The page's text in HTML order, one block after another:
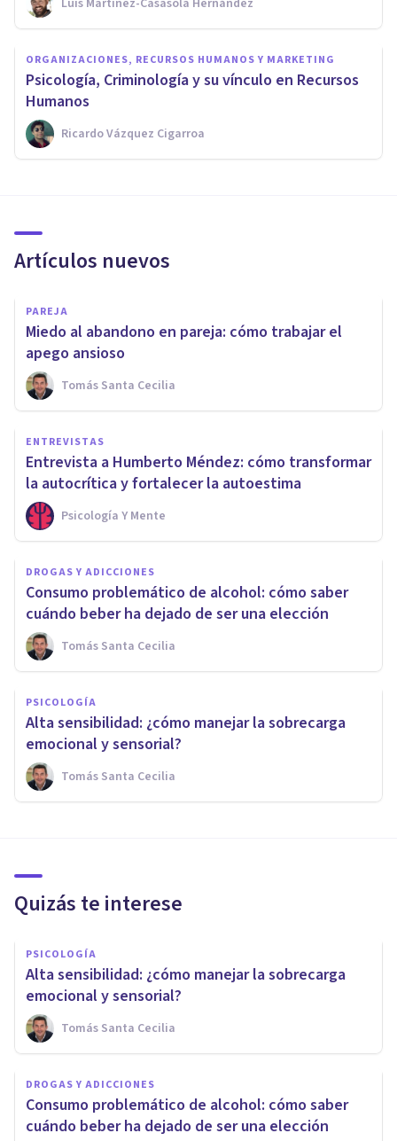
ORGANIZACIONES, RECURSOS HUMANOS Y MARKETING
Psicología, Criminología y su vínculo en Recursos
Humanos
Ricardo Vázquez Cigarroa
Artículos nuevos
PAREJA
Miedo al abandono en pareja: cómo trabajar el
apego ansioso
Tomás Santa Cecilia
ENTREVISTAS
Entrevista a Humberto Méndez: cómo transformar
la autocrítica y fortalecer la autoestima
Psicología Y Mente
DROGAS Y ADICCIONES
Consumo problemático de alcohol: cómo saber
cuándo beber ha dejado de ser una elección
Tomás Santa Cecilia
PSICOLOGÍA
Alta sensibilidad: ¿cómo manejar la sobrecarga
emocional y sensorial?
Tomás Santa Cecilia
Quizás te interese
PSICOLOGÍA
Alta sensibilidad: ¿cómo manejar la sobrecarga
emocional y sensorial?
Tomás Santa Cecilia
DROGAS Y ADICCIONES
Consumo problemático de alcohol: cómo saber
cuándo beber ha dejado de ser una elección